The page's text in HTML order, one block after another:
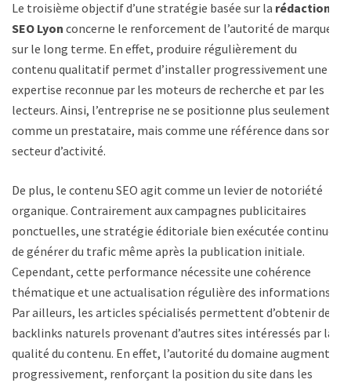
Le troisième objectif d’une stratégie basée sur la rédaction
SEO Lyon concerne le renforcement de l’autorité de marque
sur le long terme. En effet, produire régulièrement du
contenu qualitatif permet d’installer progressivement une
expertise reconnue par les moteurs de recherche et par les
lecteurs. Ainsi, l’entreprise ne se positionne plus seulement
comme un prestataire, mais comme une référence dans son
secteur d’activité.
De plus, le contenu SEO agit comme un levier de notoriété
organique. Contrairement aux campagnes publicitaires
ponctuelles, une stratégie éditoriale bien exécutée continue
de générer du trafic même après la publication initiale.
Cependant, cette performance nécessite une cohérence
thématique et une actualisation régulière des informations.
Par ailleurs, les articles spécialisés permettent d’obtenir des
backlinks naturels provenant d’autres sites intéressés par la
qualité du contenu. En effet, l’autorité du domaine augmente
progressivement, renforçant la position du site dans les